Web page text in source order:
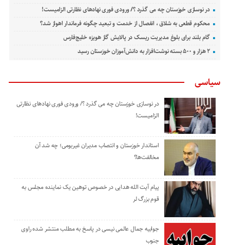
در نوسازی خوزستان چه می گذرد ؟/ ورودی فوری نهادهای نظارتی الزامیست!
محکوم قطعی به شلاق ، انفصال از خدمت و تبعید چگونه فرماندار اهواز شد؟
گام بلند برای بلوغ مدیریت ریسک در پالایش گاز هویزه خلیج‌فارس
۲ هزار و ۵۰۰ بسته نوشت‌افزار به دانش‌آموزان خوزستان رسید
سیاسی
در نوسازی خوزستان چه می گذرد ؟/ ورودی فوری نهادهای نظارتی
الزامیست!
استاندار خوزستان و انتصاب مدیران غیربومی؛ چه شد آن
مخالفت‌ها؟
پیام آیت الله هدایی در خصوص توهین یک نماینده مجلس به
قوم بزرگ لر
جوابیه جمال عالمی نیسی در پاسخ به مطلب منتشر شده راوی
جنوب